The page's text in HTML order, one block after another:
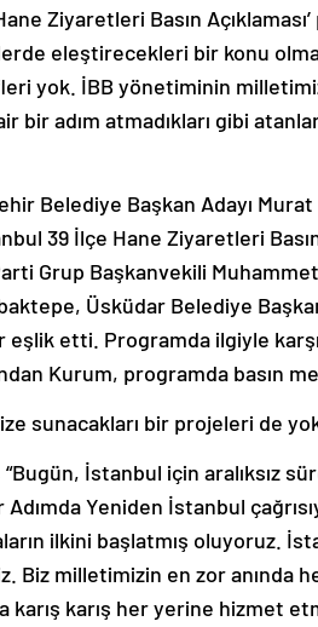
Ziyaretleri Basın Açıklaması’
eleştirecekleri bir konu
yok. İBB yönetiminin
bir adım atmadıkları gibi
Belediye Başkan Adayı
39 İlçe Hane Ziyaretleri Basın
Grup Başkanvekili
Üsküdar Belediye
eşlik etti. Programda ilgiyle
Kurum, programda basın
sunacakları bir projeleri de
İstanbul için aralıksız
Yeniden İstanbul
ilkini başlatmış oluyoruz.
Biz milletimizin en zor anında
karış karış her yerine hizmet